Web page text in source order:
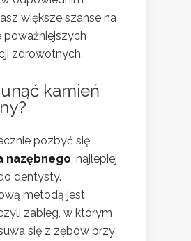
większe szanse na
poważniejszych
zdrowotnych.
kamień
pozbyć się
nazębnego, najlepiej
dentysty.
metodą jest
zabieg, w którym
się z zębów przy